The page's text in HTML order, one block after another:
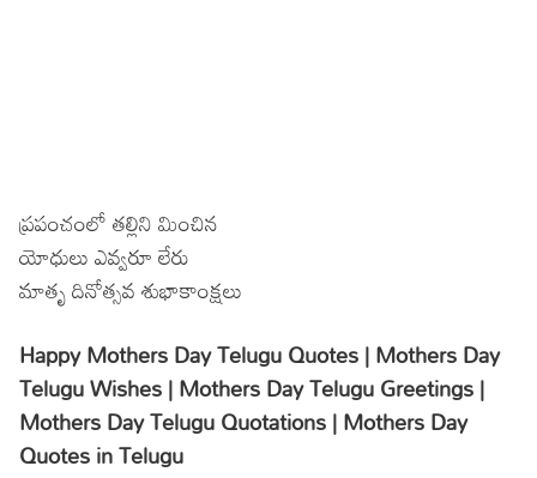
ప్రపంచంలో తల్లిని మించిన
యోధులు ఎవ్వరూ లేరు
మాతృ దినోత్సవ శుభాకాంక్షలు
Happy Mothers Day Telugu Quotes | Mothers Day
Telugu Wishes | Mothers Day Telugu Greetings |
Mothers Day Telugu Quotations | Mothers Day
Quotes in Telugu